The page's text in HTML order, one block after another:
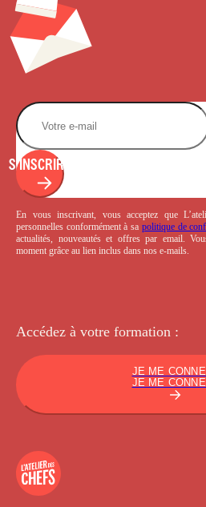
S'INSCRIRE
En vous inscrivant, vous acceptez que
personnelles conformément à sa politique de
actualités, nouveautés et offres par email.
moment grâce au lien inclus dans nos e-mails.
Accédez à votre formation :
JE ME
JE ME